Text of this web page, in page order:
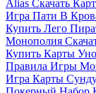
Alias Скачать
Игра Пати В
Купить Лего
Монополия
Купить Карты Уно
Правила Игры
Игра Карты